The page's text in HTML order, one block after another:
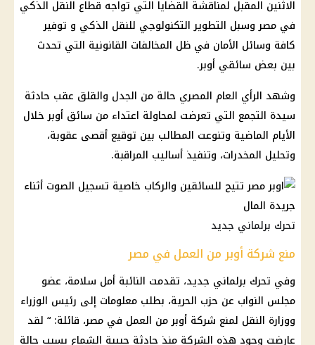
الاثنين المقبل لمناقشة القضايا التي تواجه قطاع النقل الذكي
في مصر وسبل التطوير التكنولوجي للنقل الذكي و توفير
كافة وسائل الأمان في ظل المخالفات القانونية التي تحدث
بين بعض سائقي أوبر.
وشهد الرأي العام المصري حالة من الجدل والقلق عقب حادثة
سيدة التجمع التي تعرضت لمحاولة اعتداء من سائق أوبر خلال
الأيام الماضية وتنوعت المطالب بين توقيع أقصى عقوبة،
وتحليل المخدرات، وتنفيذ أساليب المراقبة.
تحرك برلماني جديد
منع شركة أوبر من العمل في مصر
وفي تحرك برلماني جديد، تقدمت النائبة أمل سلامة، عضو
مجلس النواب عن حزب الحرية، بطلب معلومات إلى رئيس الوزراء
ووزارة النقل لمنع شركة أوبر من العمل في مصر، قائلة: “ لقد
عارضت وجود هذه الشركة منذ حادثة حبيبة الشماع بسبب حالة